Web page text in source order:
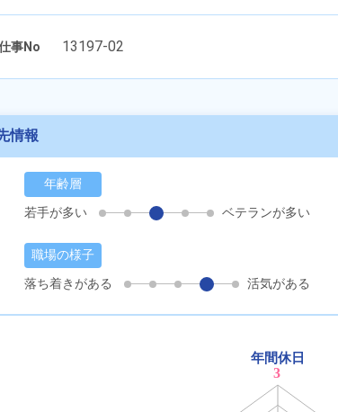
事No 13197-02
情報
年齢層
若手が多い
ベテランが多い
職場の様子
落ち着きがある
活気がある